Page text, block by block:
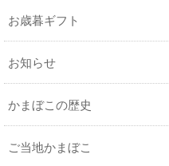
お歳暮ギフト
お知らせ
かまぼこの歴史
ご当地かまぼこ